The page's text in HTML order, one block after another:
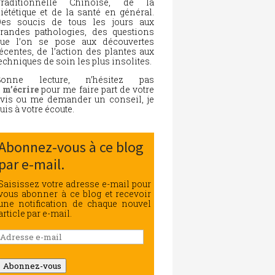
et de la santé en général.
soucis de tous les jours aux
pathologies, des questions
l’on se pose aux découvertes
de l’action des plantes aux
de soin les plus insolites.
lecture, n’hésitez pas
m’écrire pour me faire part de votre
ou me demander un conseil, je
à votre écoute.
vous à ce blog
par e-mail.
votre adresse e-mail pour
abonner à ce blog et recevoir
notification de chaque nouvel
par e-mail.
Abonnez-vous